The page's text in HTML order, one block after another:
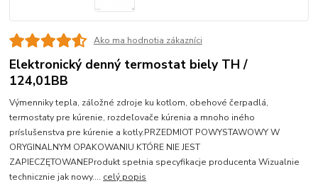
Ako ma hodnotia zákazníci
Elektronický denný termostat biely TH /
124,01BB
Výmenniky tepla, záložné zdroje ku kotlom, obehové čerpadlá,
termostaty pre kúrenie, rozdeľovače kúrenia a mnoho iného
príslušenstva pre kúrenie a kotly.PRZEDMIOT POWYSTAWOWY W
ORYGINALNYM OPAKOWANIU KTÓRE NIE JEST
ZAPIECZĘTOWANEProdukt spełnia specyfikacje producenta Wizualnie
technicznie jak nowy.... celý popis